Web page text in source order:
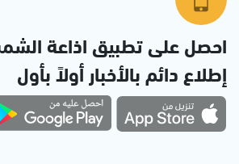
احصل على تطبيق اذاعة
إطلاع دائم بالأخبار أولاً بأول